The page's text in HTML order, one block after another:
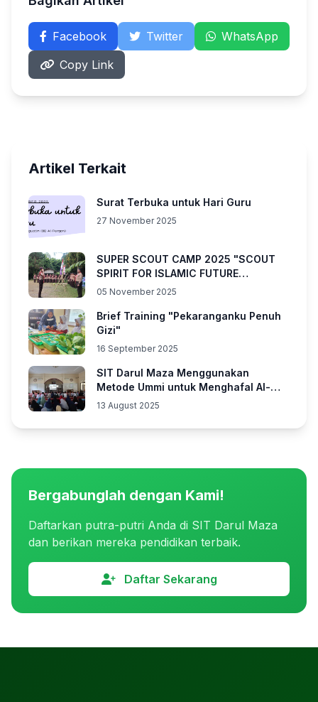
Facebook Twitter
WhatsApp
Copy Link
Artikel Terkait
Surat Terbuka untuk Hari Guru
27 November 2025
SUPER SCOUT CAMP 2025 "SCOUT
SPIRIT FOR ISLAMIC FUTURE
LEADERS"
05 November 2025
Brief Training "Pekaranganku Penuh
Gizi"
16 September 2025
SIT Darul Maza Menggunakan
Metode Ummi untuk Menghafal Al-
Quran
13 August 2025
Bergabunglah dengan Kami!
Daftarkan putra-putri Anda di SIT Darul Maza
dan berikan mereka pendidikan terbaik.
Daftar Sekarang